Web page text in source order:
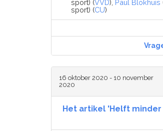
sport) (VVD), Paul Blokhuis
sport) (CU)
16 oktober 2020 - 10 november
2020
Het artikel 'Helft